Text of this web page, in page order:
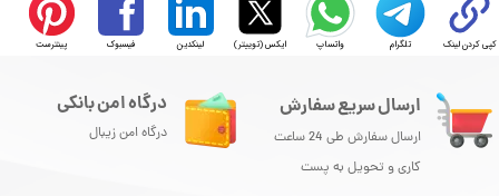
کپی کردن لینک تلگرام واتساپ ایکس (توییتر) لینکدین فیسبوک پینترست
ارسال سریع سفارش
ارسال سفارش طی 24 ساعت
کاری و تحویل به پست
درگاه امن بانکی
درگاه امن زیبال